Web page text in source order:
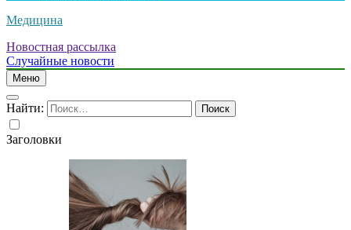
Медицина
Новостная рассылка
Случайные новости
Меню
Найти:
Заголовки